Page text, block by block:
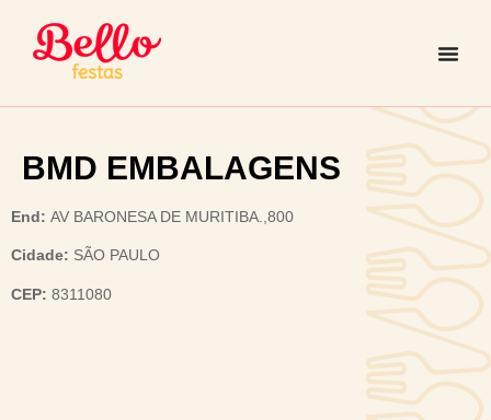
BMD EMBALAGENS
End: AV BARONESA DE MURITIBA.,800
Cidade: SÃO PAULO
CEP: 8311080